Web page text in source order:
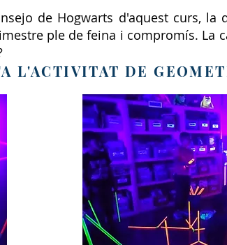
de Hogwarts d'aquest curs, la
ple de feina i compromís. La
L'ACTIVITAT DE